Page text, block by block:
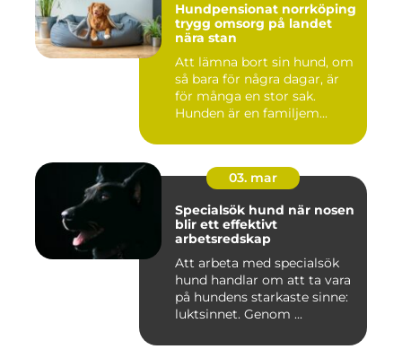
Hundpensionat norrköping
trygg omsorg på landet
nära stan
Att lämna bort sin hund, om
så bara för några dagar, är
för många en stor sak.
Hunden är en familjem...
03. mar
Specialsök hund när nosen
blir ett effektivt
arbetsredskap
Att arbeta med specialsök
hund handlar om att ta vara
på hundens starkaste sinne:
luktsinnet. Genom ...